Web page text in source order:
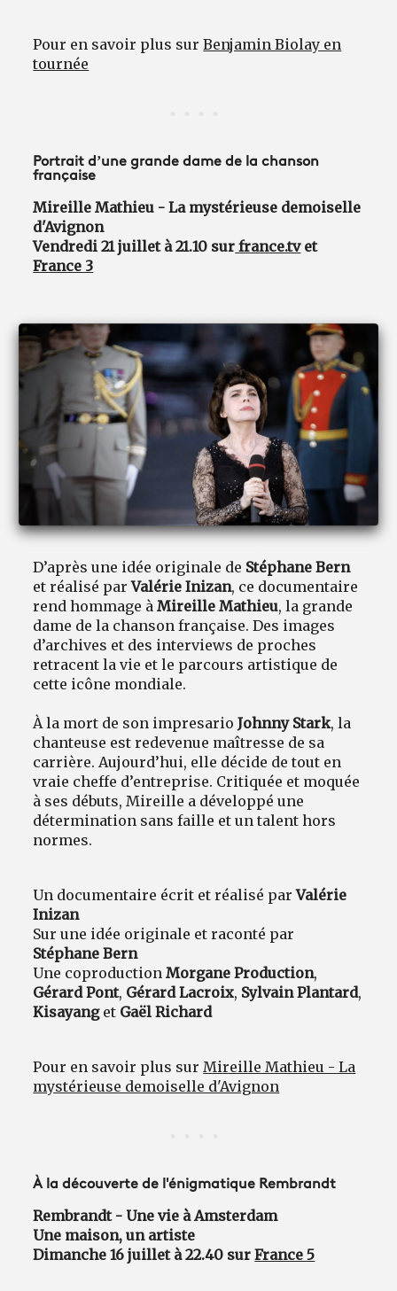
Pour en savoir plus surBenjamin Biolay en
tournée
Portrait d’une grande dame de la chanson
française
Mireille Mathieu - La mystérieuse demoiselle
d'Avignon
Vendredi 21 juillet à 21.10 sur france.tvet
France 3
D’après une idée originale de Stéphane Bern
et réalisé parValérie Inizan, ce documentaire
rend hommage àMireille Mathieu, la grande
dame de la chanson française. Des images
d’archives et des interviews de proches
retracent la vie et le parcours artistique de
cette icône mondiale.
À la mort de son impresarioJohnny Stark, la
chanteuse est redevenue maîtresse de sa
carrière. Aujourd’hui, elle décide de tout en
vraie cheffe d’entreprise. Critiquée et moquée
à ses débuts, Mireille a développé une
détermination sans faille et un talent hors
normes.
Un documentaire écrit et réalisé parValérie
Inizan
Sur une idée originale et raconté par
Stéphane Bern
Une coproductionMorgane Production,
Gérard Pont, Gérard Lacroix, Sylvain Plantard,
Kisayang et Gaël Richard
Pour en savoir plus surMireille Mathieu - La
mystérieuse demoiselle d'Avignon
À la découverte de l'énigmatique Rembrandt
Rembrandt - Une vie à Amsterdam
Une maison, un artiste
Dimanche 16 juillet à 22.40 surFrance 5